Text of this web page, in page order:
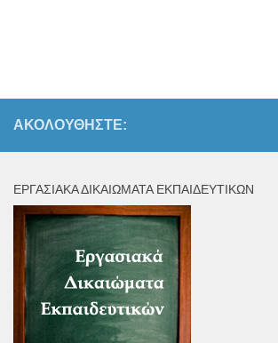
ΑΚΟΛΟΥΘΉΣΤΕ:
ΕΡΓΑΣΙΑΚΆ ΔΙΚΑΙΏΜΑΤΑ ΕΚΠΑΙΔΕΥΤΙΚΏΝ